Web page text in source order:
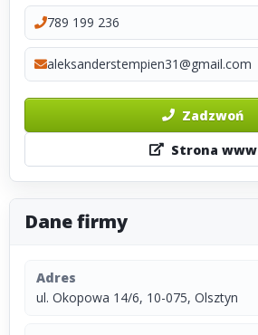
789 199 236
aleksanderstempien31@gmail.com
Zadzwoń
Strona www
Dane firmy
Adres
ul. Okopowa 14/6, 10-075, Olsztyn